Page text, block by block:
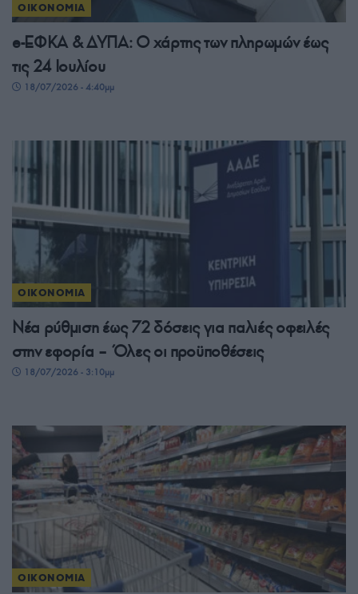
ΟΙΚΟΝΟΜΙΑ
e-ΕΦΚΑ & ΔΥΠΑ: Ο χάρτης των πληρωμών έως
τις 24 Ιουλίου
18/07/2026 - 4:40μμ
ΟΙΚΟΝΟΜΙΑ
Νέα ρύθμιση έως 72 δόσεις για παλιές οφειλές
στην εφορία – Όλες οι προϋποθέσεις
18/07/2026 - 3:10μμ
ΟΙΚΟΝΟΜΙΑ